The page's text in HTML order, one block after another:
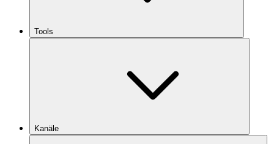
Tools
Kanäle